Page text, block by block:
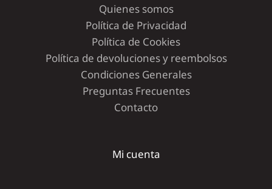
Quienes somos
Política de Privacidad
Política de Cookies
Política de devoluciones y reembolsos
Condiciones Generales
Preguntas Frecuentes
Contacto
Mi cuenta